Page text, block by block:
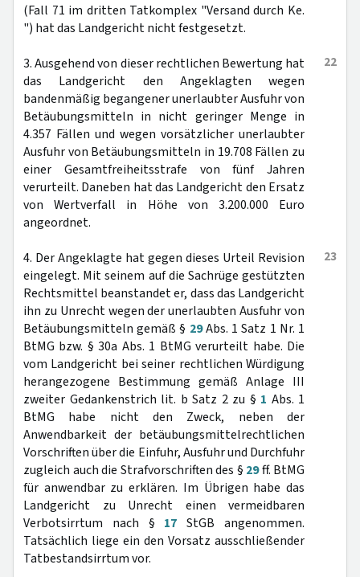
(Fall 71 im dritten Tatkomplex "Versand durch Ke.
") hat das Landgericht nicht festgesetzt.
22
3. Ausgehend von dieser rechtlichen Bewertung hat
das Landgericht den Angeklagten wegen
bandenmäßig begangener unerlaubter Ausfuhr von
Betäubungsmitteln in nicht geringer Menge in
4.357 Fällen und wegen vorsätzlicher unerlaubter
Ausfuhr von Betäubungsmitteln in 19.708 Fällen zu
einer Gesamtfreiheitsstrafe von fünf Jahren
verurteilt. Daneben hat das Landgericht den Ersatz
von Wertverfall in Höhe von 3.200.000 Euro
angeordnet.
23
4. Der Angeklagte hat gegen dieses Urteil Revision
eingelegt. Mit seinem auf die Sachrüge gestützten
Rechtsmittel beanstandet er, dass das Landgericht
ihn zu Unrecht wegen der unerlaubten Ausfuhr von
Betäubungsmitteln gemäß § 29Abs. 1 Satz 1 Nr. 1
BtMG bzw. § 30a Abs. 1 BtMG verurteilt habe. Die
vom Landgericht bei seiner rechtlichen Würdigung
herangezogene Bestimmung gemäß Anlage III
zweiter Gedankenstrich lit. b Satz 2 zu § 1 Abs. 1
BtMG habe nicht den Zweck, neben der
Anwendbarkeit der betäubungsmittelrechtlichen
Vorschriften über die Einfuhr, Ausfuhr und Durchfuhr
zugleich auch die Strafvorschriften des § 29ff. BtMG
für anwendbar zu erklären. Im Übrigen habe das
Landgericht zu Unrecht einen vermeidbaren
Verbotsirrtum nach § 17 StGB angenommen.
Tatsächlich liege ein den Vorsatz ausschließender
Tatbestandsirrtum vor.